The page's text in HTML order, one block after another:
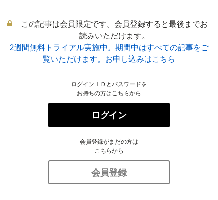
この記事は会員限定です。会員登録すると最後までお
読みいただけます。
2週間無料トライアル実施中。期間中はすべての記事をご
覧いただけます。お申し込みはこちら
ログインＩＤとパスワードを
お持ちの方はこちらから
ログイン
会員登録がまだの方は
こちらから
会員登録